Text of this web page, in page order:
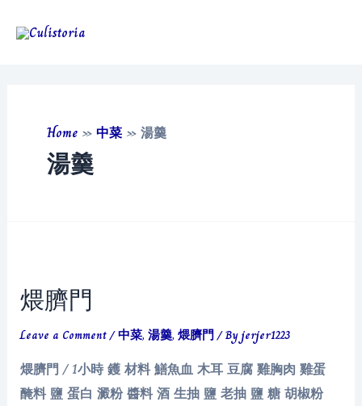
Home »中菜 »湯羹
湯羹
煨臍門
Leave a Comment/中菜,湯羹,煨臍門/ Byjerjer1223
煨臍門 / 1小時 鑊 材料 鱔魚血 木耳 豆腐 雞胸肉 雞蛋
醃料 鹽 蛋白 澱粉 醬料 酒 生抽 鹽 老抽 鹽 糖 胡椒粉